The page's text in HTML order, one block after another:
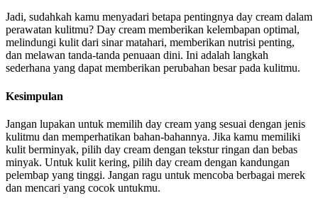
Jadi, sudahkah kamu menyadari betapa pentingnya day cream dalam
perawatan kulitmu? Day cream memberikan kelembapan optimal,
melindungi kulit dari sinar matahari, memberikan nutrisi penting,
dan melawan tanda-tanda penuaan dini. Ini adalah langkah
sederhana yang dapat memberikan perubahan besar pada kulitmu.
Kesimpulan
Jangan lupakan untuk memilih day cream yang sesuai dengan jenis
kulitmu dan memperhatikan bahan-bahannya. Jika kamu memiliki
kulit berminyak, pilih day cream dengan tekstur ringan dan bebas
minyak. Untuk kulit kering, pilih day cream dengan kandungan
pelembap yang tinggi. Jangan ragu untuk mencoba berbagai merek
dan mencari yang cocok untukmu.